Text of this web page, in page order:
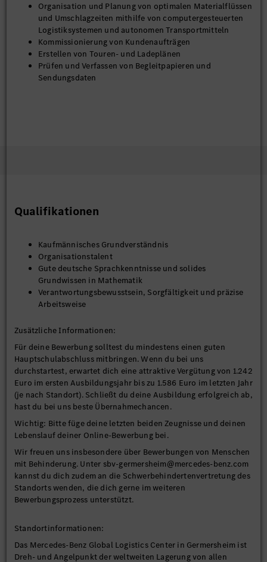
Organisation und Planung von optimalen Materialflüssen
und Umschlagzeiten mithilfe von computergesteuerten
Logistiksystemen und autonomen Transportmitteln
Kommissionierung von Kundenaufträgen
Erstellen von Touren- und Ladeplänen
Prüfen und Verfassen von Begleitpapieren und
Sendungsdaten
Qualifikationen
Kaufmännisches Grundverständnis
Organisationstalent
Gute deutsche Sprachkenntnisse und solides
Grundwissen in Mathematik
Verantwortungsbewusstsein, Sorgfältigkeit und präzise
Arbeitsweise
Zusätzliche Informationen:
Für deine Bewerbung solltest du mindestens einen guten
Hauptschulabschluss mitbringen. Wenn du bei uns
durchstartest, erwartet dich eine attraktive Vergütung von 1.242
Euro im ersten Ausbildungsjahr bis zu 1.586 Euro im letzten Jahr
(je nach Standort). Schließt du deine Ausbildung erfolgreich ab,
hast du bei uns beste Übernahmechancen.
Wichtig: Bitte füge deine letzten beiden Zeugnisse und deinen
Lebenslauf deiner Online-Bewerbung bei.
Wir freuen uns insbesondere über Bewerbungen von Menschen
mit Behinderung. Unter sbv-germersheim@mercedes-benz.com
kannst du dich zudem an die Schwerbehindertenvertretung des
Standorts wenden, die dich gerne im weiteren
Bewerbungsprozess unterstützt.
Standortinformationen:
Das Mercedes-Benz Global Logistics Center in Germersheim ist
Dreh- und Angelpunkt der weltweiten Lagerung von allen